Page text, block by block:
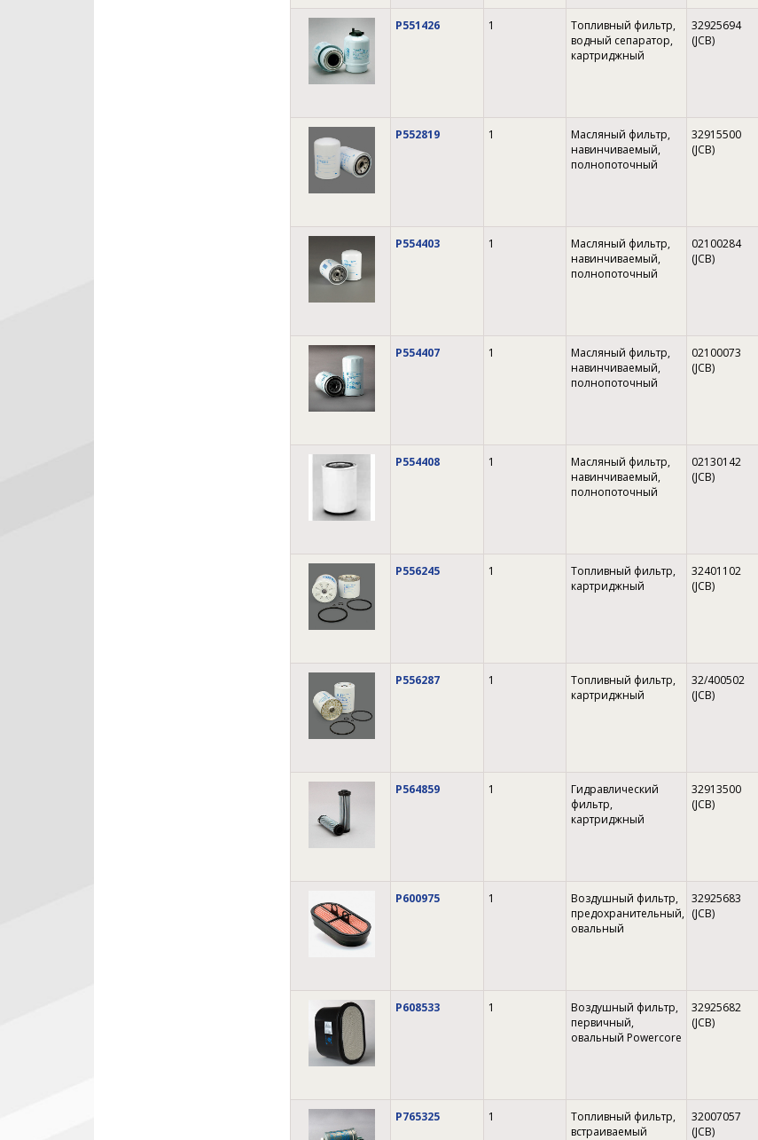
P551426 1
Топливный фильтр,
водный сепаратор,
картриджный
32925694
(JCB)
P552819 1
Масляный фильтр,
навинчиваемый,
полнопоточный
32915500
(JCB)
P554403 1
Масляный фильтр,
навинчиваемый,
полнопоточный
02100284
(JCB)
P554407 1
Масляный фильтр,
навинчиваемый,
полнопоточный
02100073
(JCB)
P554408 1
Масляный фильтр,
навинчиваемый,
полнопоточный
02130142
(JCB)
P556245 1
Топливный фильтр,
картриджный
32401102
(JCB)
P556287 1
Топливный фильтр,
картриджный
32/400502
(JCB)
P564859 1
Гидравлический
фильтр,
картриджный
32913500
(JCB)
P600975 1
Воздушный фильтр,
предохранительный,
овальный
32925683
(JCB)
P608533 1
Воздушный фильтр,
первичный,
овальный Powercore
32925682
(JCB)
P765325 1
Топливный фильтр,
встраиваемый
32007057
(JCB)